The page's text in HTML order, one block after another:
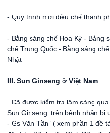
- Quy trình mới điều chế thành
- Bằng sáng chế Hoa Kỳ - Bằng
chế Trung Quốc - Bằng sáng
Nhật
III. Sun Ginseng ở Việt Nam
- Đã được kiểm tra lâm sàng
Sun Ginseng trên bệnh nhân bị
- Gs Văn Tần” ( xem phần 1 đề